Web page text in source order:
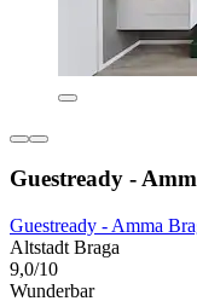
Guestready -
Guestready - Amma
Altstadt Braga
9,0/10
Wunderbar